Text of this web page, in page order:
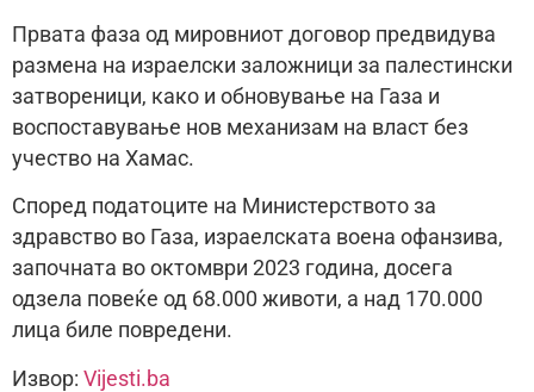
Првата фаза од мировниот договор предвидува
размена на израелски заложници за палестински
затвореници, како и обновување на Газа и
воспоставување нов механизам на власт без
учество на Хамас.
Според податоците на Министерството за
здравство во Газа, израелската воена офанзива,
започната во октомври 2023 година, досега
одзела повеќе од 68.000 животи, а над 170.000
лица биле повредени.
Извор: Vijesti.ba